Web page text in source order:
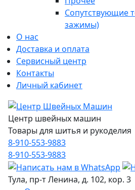
Сопутствующие
зажимы)
О нас
Доставка и оплата
Сервисный центр
Контакты
Личный кабинет
Центр швейных машин
Товары для шитья и рукоделия
8-910-553-9883
8-910-553-9883
Тула, пр-т Ленина, д. 102, кор. 3